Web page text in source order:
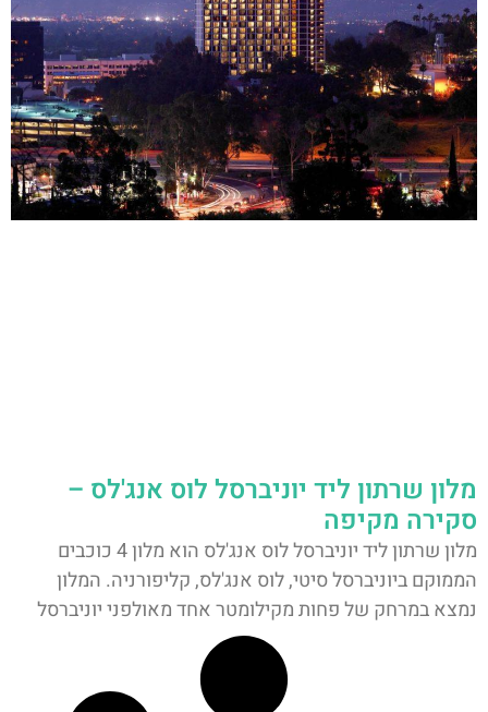
מלון שרתון ליד יוניברסל לוס אנג'לס –
סקירה מקיפה
מלון שרתון ליד יוניברסל לוס אנג'לס הוא מלון 4 כוכבים
הממוקם ביוניברסל סיטי, לוס אנג'לס, קליפורניה. המלון
נמצא במרחק של פחות מקילומטר אחד מאולפני יוניברסל